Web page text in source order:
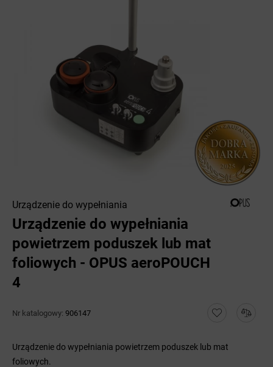
Urządzenie do wypełniania
Urządzenie do wypełniania
powietrzem poduszek lub mat
foliowych - OPUS aeroPOUCH
4
Nr katalogowy: 906147
Urządzenie do wypełniania powietrzem poduszek lub mat
foliowych.